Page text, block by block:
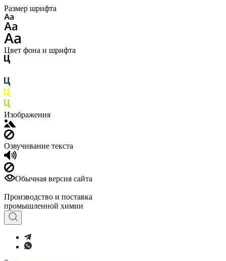
Размер шрифта
Цвет фона и шрифта
Изображения
Озвучивание текста
Обычная версия сайта
Производство и поставка
промышленной химии